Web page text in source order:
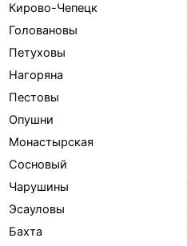
Кирово-Чепецк
Головановы
Петуховы
Нагоряна
Пестовы
Опушни
Монастырская
Сосновый
Чарушины
Эсауловы
Бахта